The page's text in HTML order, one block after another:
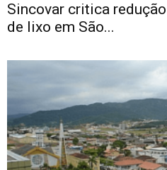
Sincovar critica
de lixo em São...